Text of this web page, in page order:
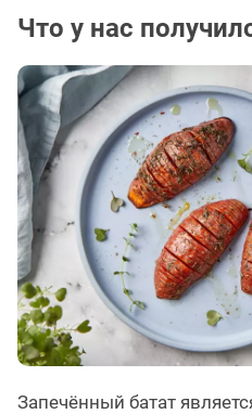
Что у нас
Запечённый батат